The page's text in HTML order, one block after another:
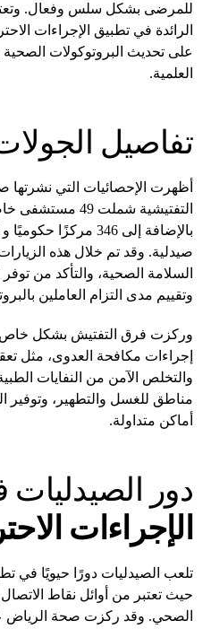
للمرضى بشكل سلس وفعال.
الرائدة في تطبيق الإجراءات
على تحديث البروتوكولات الصحية
العلمية.
تفاصيل
أظهرت الإحصائيات التي نشرتها
صيدلية. وقد تم خلال هذه
السلامة الصحية، والتأكد من توفر
وتقييم مدى التزام العاملين
وركزت فرق التفتيش بشكل خاص
إجراءات مكافحة العدوى، مثل
والتخلص الآمن من النفايات
مناطق للغسل والتطهير،
أماكن متداولة.
دور
الإجراءات
تلعب الصيدليات دورًا حيويًا في
حيث تعتبر من أوائل نقاط
الصحي. وقد ركزت صحة الرياض